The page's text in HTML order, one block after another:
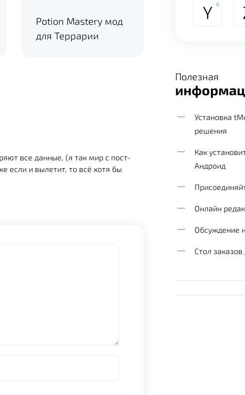
Potion Mastery мод
для Террарии
все данные, (я так мир с пост-
если и вылетит, то всё хотя бы
Y 4
Полезная
Установка
решения
Как
Андроид
Онлайн
Обсуждение
Стол